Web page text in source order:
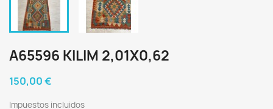
A65596 KILIM 2,01X0,62
150,00 €
Impuestos incluidos